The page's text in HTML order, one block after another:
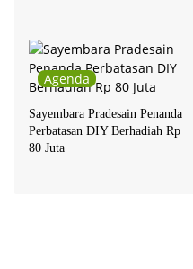
Agenda
Sayembara Pradesain Penanda
Perbatasan DIY Berhadiah Rp
80 Juta